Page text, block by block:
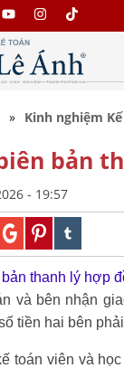
Kinh nghiệm
bản
- 19:57
bản thanh lý hợp
và bên nhận
tiền hai bên
toán viên và